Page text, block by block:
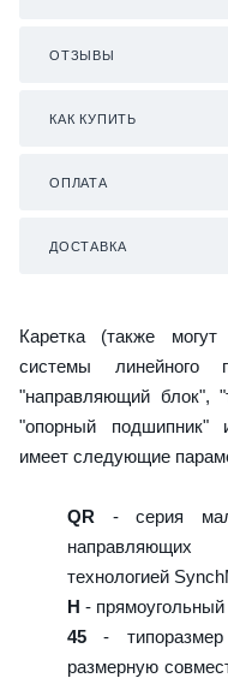
ОТЗЫВЫ
КАК КУПИТЬ
ОПЛАТА
ДОСТАВКА
Каретка (также могут
системы линейного
"направляющий блок",
"опорный подшипник"
имеет следующие
QR - серия
направляющих
технологией
H - прямоугольный
45 -
размерную